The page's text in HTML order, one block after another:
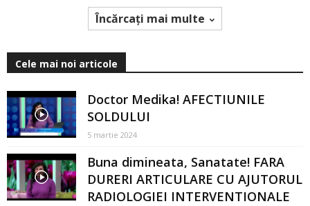
Încărcați mai multe
Cele mai noi articole
Doctor Medika! AFECTIUNILE
SOLDULUI
5 martie 2024
Buna dimineata, Sanatate! FARA
DURERI ARTICULARE CU AJUTORUL
RADIOLOGIEI INTERVENTIONALE